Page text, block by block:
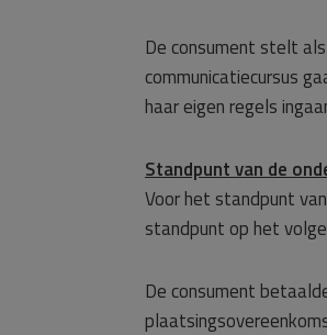
De consument stelt
communicatiecursus
haar eigen regels
Standpunt van de
Voor het standpunt
standpunt op het
De consument